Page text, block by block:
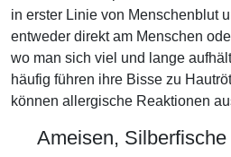
in erster Linie von Menschenblut
entweder direkt am Menschen
wo man sich viel und lange
häufig führen ihre Bisse zu
können allergische Reaktionen
Ameisen,